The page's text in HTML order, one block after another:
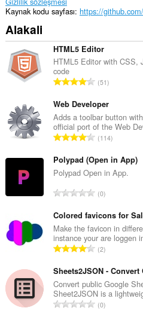
Kaynak kodu sayfası
Alakali
HTML5 Editor
HTML5 Editor with CSS,
code
T
p
l
a
m
y
s
a
y
ı
s
ı
:
51
Web Developer
Adds a toolbar button
official port of the Web
T
p
l
m
y
s
a
y
ı
s
ı
:
114
Polypad (Open in App)
Polypad Open in App.
T
p
l
a
m
y
s
a
y
0
Colored favicons for
Make the favicon in
instance your are loggen
T
p
l
a
m
2
Sheets2JSON -
Convert public Google
Sheet2JSON is a
T0